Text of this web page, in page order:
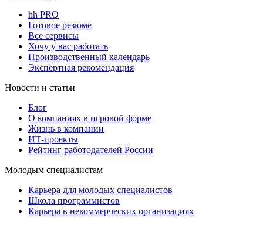
hh PRO
Готовое резюме
Все сервисы
Хочу у вас работать
Производственный календарь
Экспертная рекомендация
Новости и статьи
Блог
О компаниях в игровой форме
Жизнь в компании
ИТ-проекты
Рейтинг работодателей России
Молодым специалистам
Карьера для молодых специалистов
Школа программистов
Карьера в некоммерческих организациях